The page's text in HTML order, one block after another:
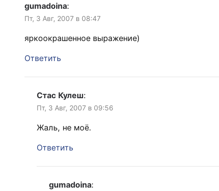
gumadoina:
Пт, 3 Авг, 2007 в 08:47
яркоокрашенное выражение)
Ответить
Стас Кулеш:
Пт, 3 Авг, 2007 в 09:56
Жаль, не моё.
Ответить
gumadoina: